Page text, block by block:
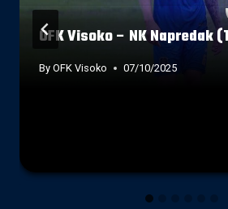
OFK Visoko – NK Napredak
By OFK Visoko 07/10/2025